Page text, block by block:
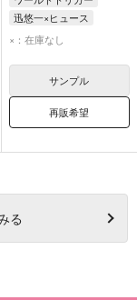
迅悠一×ヒュース
迅悠一
ヒュース
×：在庫なし
サンプル
再販希望
る